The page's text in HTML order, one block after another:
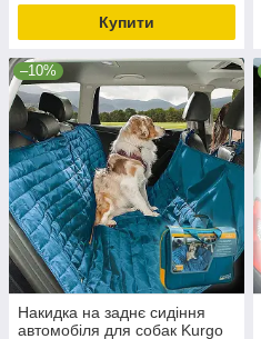
Купити
–10%
Накидка на заднє сидіння
автомобіля для собак Kurgo